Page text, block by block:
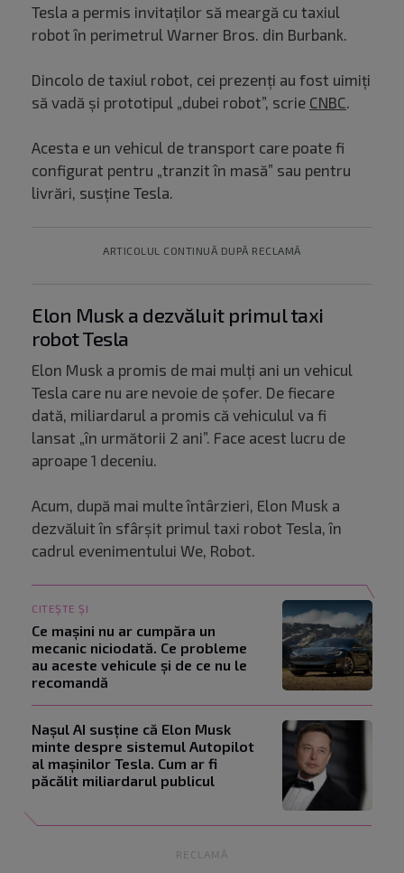
Tesla a permis invitaților să meargă cu taxiul
robot în perimetrul Warner Bros. din Burbank.
Dincolo de taxiul robot, cei prezenți au fost uimiți
să vadă și prototipul „dubei robot”, scrie CNBC.
Acesta e un vehicul de transport care poate fi
configurat pentru „tranzit în masă” sau pentru
livrări, susține Tesla.
ARTICOLUL CONTINUĂ DUPĂ RECLAMĂ
Elon Musk a dezvăluit primul taxi
robot Tesla
Elon Musk a promis de mai mulți ani un vehicul
Tesla care nu are nevoie de șofer. De fiecare
dată, miliardarul a promis că vehiculul va fi
lansat „în următorii 2 ani”. Face acest lucru de
aproape 1 deceniu.
Acum, după mai multe întârzieri, Elon Musk a
dezvăluit în sfârșit primul taxi robot Tesla, în
cadrul evenimentului We, Robot.
CITEȘTE ȘI
Ce mașini nu ar cumpăra un
mecanic niciodată. Ce probleme
au aceste vehicule și de ce nu le
recomandă
Nașul AI susține că Elon Musk
minte despre sistemul Autopilot
al mașinilor Tesla. Cum ar fi
păcălit miliardarul publicul
RECLAMĂ